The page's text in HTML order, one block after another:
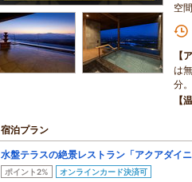
空
【
は
分。
【
宿泊プラン
水盤テラスの絶景レストラン「アクアダイ
ポイント2% オンラインカード決済可